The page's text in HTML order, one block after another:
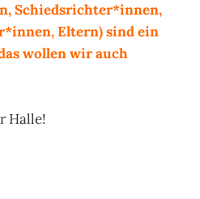
Schiedsrichter*innen,
Eltern) sind ein
wollen wir auch
Halle!